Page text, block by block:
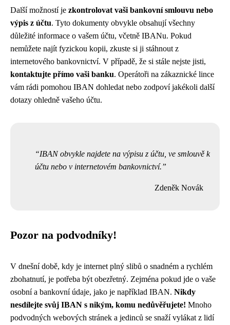
Další možností je zkontrolovat vaši bankovní smlouvu nebo
výpis z účtu. Tyto dokumenty obvykle obsahují všechny
důležité informace o vašem účtu, včetně IBANu. Pokud
nemůžete najít fyzickou kopii, zkuste si ji stáhnout z
internetového bankovnictví. V případě, že si stále nejste jisti,
kontaktujte přímo vaši banku. Operátoři na zákaznické lince
vám rádi pomohou IBAN dohledat nebo zodpoví jakékoli další
dotazy ohledně vašeho účtu.
IBAN obvykle najdete na výpisu z účtu, ve smlouvě k
účtu nebo v internetovém bankovnictví.
Zdeněk Novák
Pozor na podvodníky!
V dnešní době, kdy je internet plný slibů o snadném a rychlém
zbohatnutí, je potřeba být obezřetný. Zejména pokud jde o vaše
osobní a bankovní údaje, jako je například IBAN. Nikdy
nesdílejte svůj IBAN s nikým, komu nedůvěřujete! Mnoho
podvodných webových stránek a jedinců se snaží vylákat z lidí